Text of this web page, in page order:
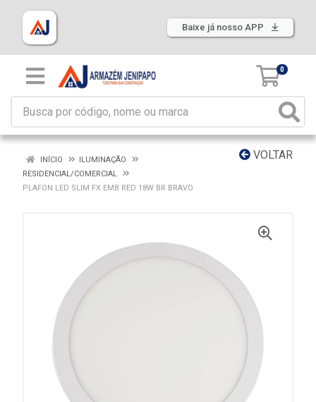
Baixe já nosso APP
0
VOLTAR
INÍCIO
ILUMINAÇÃO
RESIDENCIAL/COMERCIAL
PLAFON LED SLIM FX EMB RED 18W BR BRAVO